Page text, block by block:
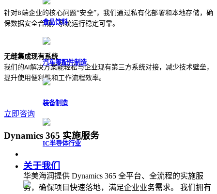
食品饮料
汽车零配件制造
装备制造
IC半导体行业
关于我们
针对B端企业的核心问题“安全”，我们通过私有化部署和本地存储，确
保数据安全合规，系统运行稳定可靠。
无缝集成现有系统
我们的AI解决方案能轻松与企业现有第三方系统对接，减少技术壁垒，
提升使用便利性和工作流程效率。
立即咨询
Dynamics 365 实施服务
华美海润提供 Dynamics 365 全平台、全流程的实施服
务，确保项目快速落地，满足企业业务需求。 我们拥有